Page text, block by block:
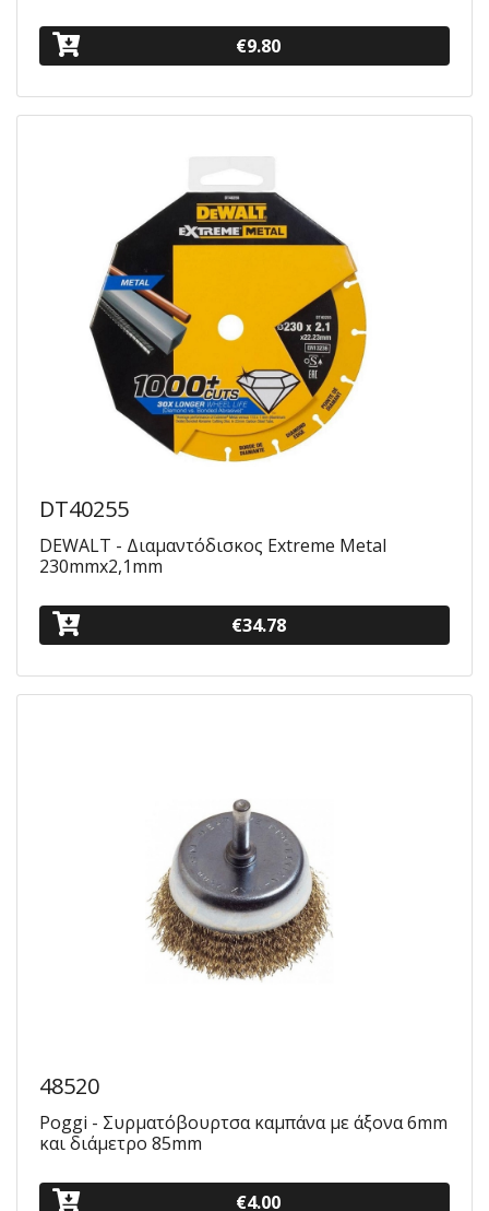
€9.80
DT40255
DEWALT - Διαμαντόδισκος Extreme Metal
230mmx2,1mm
€34.78
48520
Poggi - Συρματόβουρτσα καμπάνα με άξονα 6mm
και διάμετρο 85mm
€4.00